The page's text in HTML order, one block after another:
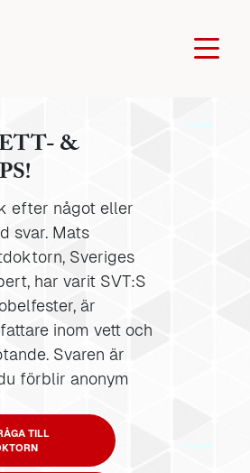
&
efter något eller
svar. Mats
Sveriges
har varit SVT:S
är
inom vett och
Svaren är
förblir anonym
TILL